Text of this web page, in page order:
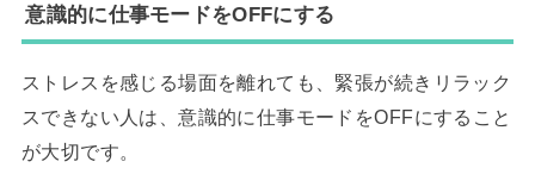
意識的に仕事モードをOFFにする
ストレスを感じる場面を離れても、緊張が続きリラック
スできない人は、意識的に仕事モードをOFFにすること
が大切です。